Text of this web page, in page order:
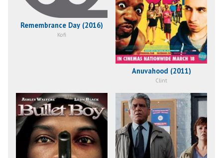
Remembrance Day (2016)
Kofi
Anuvahood (2011)
Clint